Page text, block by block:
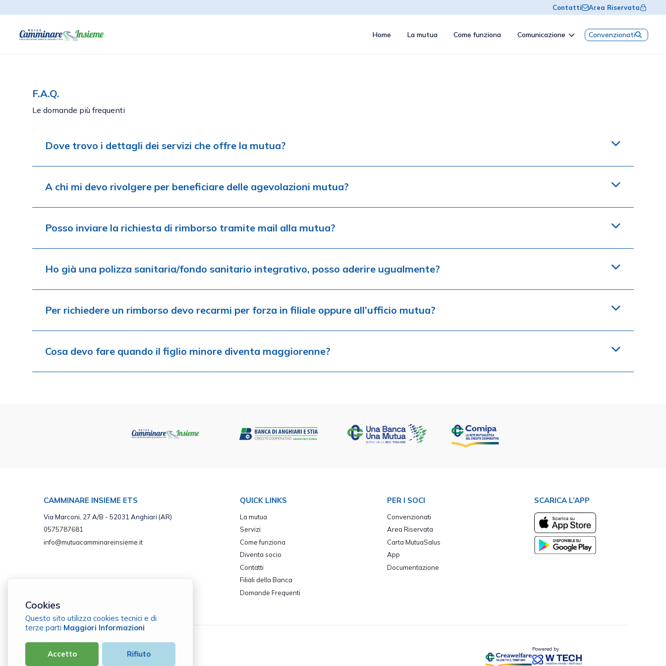
Contatti Area Riservata
Home La mutua Come funziona Comunicazione Convenzionati
F.A.Q.
Le domande più frequenti
Dove trovo i dettagli dei servizi che offre la mutua?
A chi mi devo rivolgere per beneficiare delle agevolazioni mutua?
Posso inviare la richiesta di rimborso tramite mail alla mutua?
Ho già una polizza sanitaria/fondo sanitario integrativo, posso aderire ugualmente?
Per richiedere un rimborso devo recarmi per forza in filiale oppure all’ufficio mutua?
Cosa devo fare quando il figlio minore diventa maggiorenne?
CAMMINARE INSIEME ETS
Via Marconi, 27 A/B - 52031 Anghiari (AR)
0575787681
info@mutuacamminareinsieme.it
QUICK LINKS
La mutua
Servizi
Come funziona
Diventa socio
Contatti
Filiali della Banca
Domande Frequenti
PER I SOCI
Convenzionati
Area Riservata
Carta MutuaSalus
App
Documentazione
SCARICA L’APP
Camminare Insieme ETS
Powered by
Cookies
Questo sito utilizza cookies tecnici e di
terze parti Maggiori Informazioni
Accetto Rifiuto